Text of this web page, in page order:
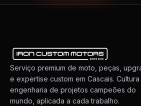
Serviço premium de moto, peças,
e expertise custom em Cascais.
engenharia de projetos campeões do
mundo, aplicada a cada trabalho.